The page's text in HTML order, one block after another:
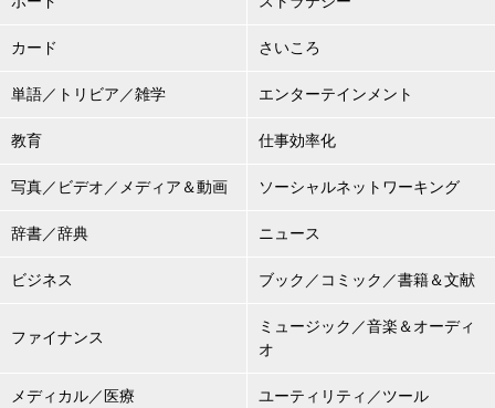
カード さいころ
単語／トリビア／雑学 エンターテインメント
教育 仕事効率化
写真／ビデオ／メディア＆動画 ソーシャルネットワーキング
辞書／辞典 ニュース
ビジネス ブック／コミック／書籍＆文献
ファイナンス
ミュージック／音楽＆オーディ
オ
メディカル／医療 ユーティリティ／ツール